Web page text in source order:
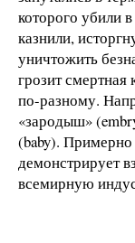
которого убили
казнили,
уничтожить
грозит смертная
по-разному.
«зародыш»
(baby). Примерно
демонстрирует
всемирную